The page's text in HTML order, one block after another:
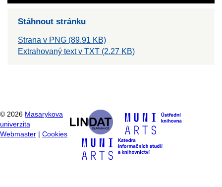
Stáhnout stránku
Strana v PNG (89.91 KB)
Extrahovaný text v TXT (2.27 KB)
© 2026 Masarykova
univerzita
Webmaster
Cookies